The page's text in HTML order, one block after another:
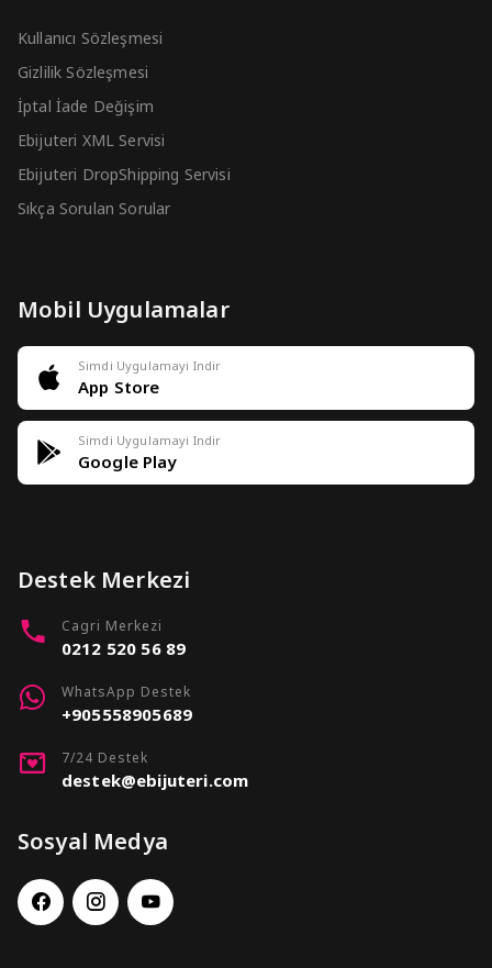
Kullanıcı Sözleşmesi
Gizlilik Sözleşmesi
İptal İade Değişim
Ebijuteri XML Servisi
Ebijuteri DropShipping Servisi
Sıkça Sorulan Sorular
Mobil Uygulamalar
Simdi Uygulamayi Indir
App Store
Simdi Uygulamayi Indir
Google Play
Destek Merkezi
Cagri Merkezi
0212 520 56 89
WhatsApp Destek
+905558905689
7/24 Destek
destek@ebijuteri.com
Sosyal Medya